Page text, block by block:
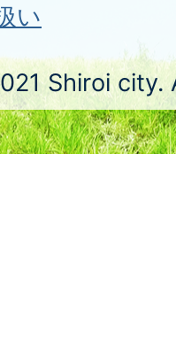
い
Shiroi city.